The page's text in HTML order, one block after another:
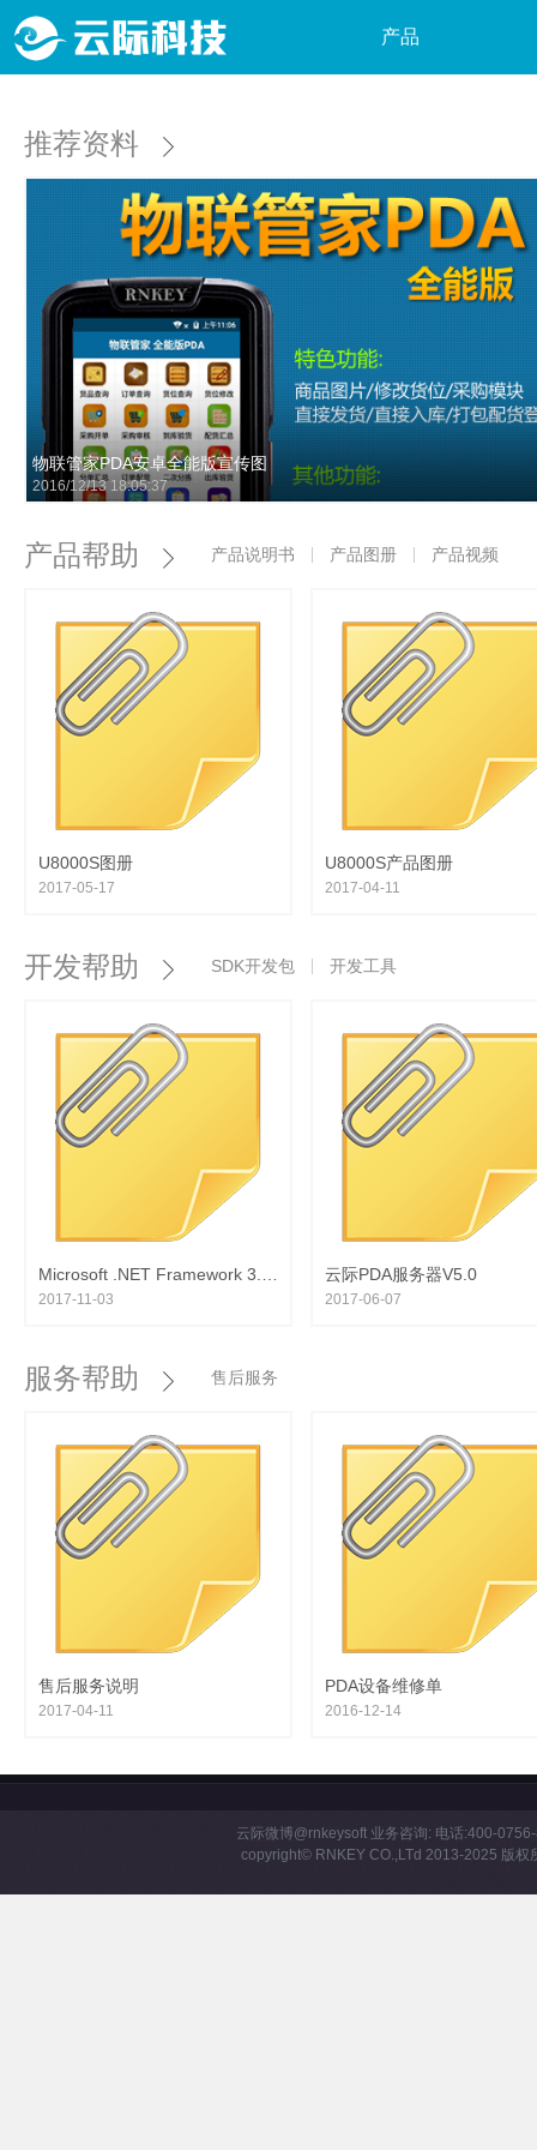
产品
软件产品
快
化
推荐资料
物联管家PDA安卓全能版宣传图
2016/12/13 18:05:37
产品帮助 产品说明书 产品图册 产品视频
U8000S图册
2017-05-17
U8000S产品图册
2017-04-11
2015-04-19
开发帮助 SDK开发包 开发工具
2017-11-03
云际PDA服务器V5.0
2017-06-07
2016-12-13
服务帮助 售后服务
售后服务说明
2017-04-11
PDA设备维修单
2016-12-14
云际微博@rnkeysoft 业务咨询: 电话:400-
copyright© RNKEYCO.,LTd 2013-2025 版权